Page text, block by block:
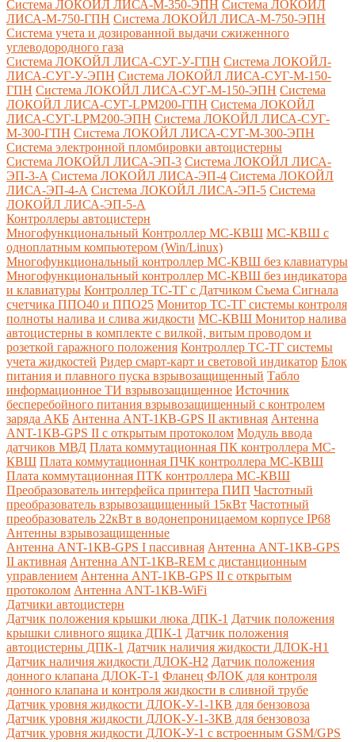
Система ЛОКОЙЛ ЛИСА-М-350-ЭПН Система ЛОКОЙЛ
ЛИСА-М-750-ГПН Система ЛОКОЙЛ ЛИСА-М-750-ЭПН
Система учета и дозированной выдачи сжиженного
углеводородного газа
Система ЛОКОЙЛ ЛИСА-СУГ-У-ГПН Система ЛОКОЙЛ-
ЛИСА-СУГ-У-ЭПН Система ЛОКОЙЛ ЛИСА-СУГ-М-150-
ГПН Система ЛОКОЙЛ ЛИСА-СУГ-М-150-ЭПН Система
ЛОКОЙЛ ЛИСА-СУГ-LPM200-ГПН Система ЛОКОЙЛ
ЛИСА-СУГ-LPM200-ЭПН Система ЛОКОЙЛ ЛИСА-СУГ-
М-300-ГПН Система ЛОКОЙЛ ЛИСА-СУГ-М-300-ЭПН
Система электронной пломбировки автоцистерны
Система ЛОКОЙЛ ЛИСА-ЭП-3 Система ЛОКОЙЛ ЛИСА-
ЭП-3-А Система ЛОКОЙЛ ЛИСА-ЭП-4 Система ЛОКОЙЛ
ЛИСА-ЭП-4-А Система ЛОКОЙЛ ЛИСА-ЭП-5 Система
ЛОКОЙЛ ЛИСА-ЭП-5-А
Контроллеры автоцистерн
Многофункциональный Контроллер МС-КВШ МС-КВШ с
одноплатным компьютером (Win/Linux)
Многофункциональный контроллер МС-КВШ без клавиатуры
Многофункциональный контроллер МС-КВШ без индикатора
и клавиатуры Контроллер ТС-ТГ с Датчиком Съема Сигнала
счетчика ППО40 и ППО25 Монитор ТС-ТГ системы контроля
полноты налива и слива жидкости МС-КВШ Монитор налива
автоцистерны в комплекте с вилкой, витым проводом и
розеткой гаражного положения Контроллер ТС-ТГ системы
учета жидкостей Ридер смарт-карт и световой индикатор Блок
питания и плавного пуска взрывозащищенный Табло
информационное ТИ взрывозащищенное Источник
бесперебойного питания взрывозащищенный с контролем
заряда АКБ Антенна ANT-1КВ-GPS II активная Антенна
ANT-1КВ-GPS II с открытым протоколом Модуль ввода
датчиков МВД Плата коммутационная ПК контроллера МС-
КВШ Плата коммутационная ПЧК контроллера МС-КВШ
Плата коммутационная ПТК контроллера МС-КВШ
Преобразователь интерфейса принтера ПИП Частотный
преобразователь взрывозащищенный 15кВт Частотный
преобразователь 22кВт в водонепроницаемом корпусе IP68
Антенны взрывозащищенные
Антенна ANT-1КВ-GPS I пассивная Антенна ANT-1КВ-GPS
II активная Антенна ANT-1КВ-REM c дистанционным
управлением Антенна ANT-1КВ-GPS II с открытым
протоколом Антенна ANT-1КВ-WiFi
Датчики автоцистерн
Датчик положения крышки люка ДПК-1 Датчик положения
крышки сливного ящика ДПК-1 Датчик положения
автоцистерны ДПК-1 Датчик наличия жидкости ДЛОК-Н1
Датчик наличия жидкости ДЛОК-Н2 Датчик положения
донного клапана ДЛОК-Т-1 Фланец ФЛОК для контроля
донного клапана и контроля жидкости в сливной трубе
Датчик уровня жидкости ДЛОК-У-1-1КВ для бензовоза
Датчик уровня жидкости ДЛОК-У-1-3КВ для бензовоза
Датчик уровня жидкости ДЛОК-У-1 с встроенным GSM/GPS